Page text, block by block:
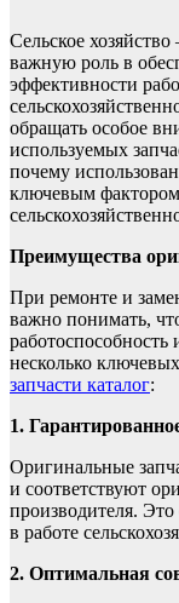
Сельское
важную роль в
эффективности
обращать особое
используемых
почему
ключевым
Преимущества
При ремонте и
важно понимать,
работоспособность
несколько
запчасти каталог:
1.
Оригинальные
и соответствуют
производителя. Это
в работе
2. Оптимальная